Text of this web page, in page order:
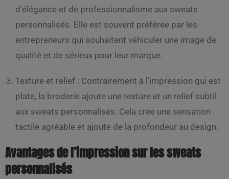
d’élégance et de professionnalisme aux sweats
personnalisés. Elle est souvent préférée par les
entrepreneurs qui souhaitent véhiculer une image de
qualité et de sérieux pour leur marque.
Texture et relief : Contrairement à l’impression qui est
plate, la broderie ajoute une texture et un relief subtil
aux sweats personnalisés. Cela crée une sensation
tactile agréable et ajoute de la profondeur au design.
Avantages de l’impression sur les sweats
personnalisés